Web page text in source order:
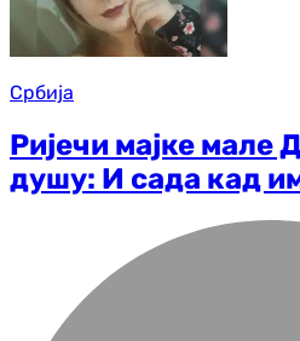
Србија
Ријечи мајке мале
душу: И сада кад